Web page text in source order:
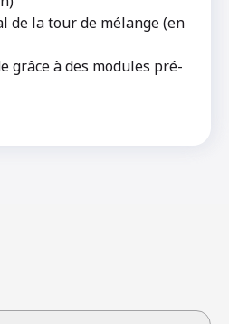
de la tour de mélange (en
grâce à des modules pré-